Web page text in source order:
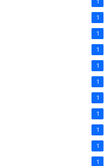
1
1
1
1
1
1
1
1
1
1
1